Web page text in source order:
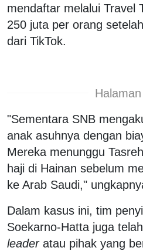
mendaftar melalui Travel
250 juta per orang
dari TikTok.
"Sementara SNB
anak asuhnya dengan
Mereka menunggu
haji di Hainan sebelum
ke Arab Saudi,"
Dalam kasus ini, tim
Soekarno-Hatta juga
leaderatau pihak yang